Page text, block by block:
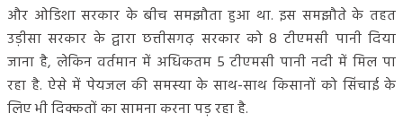
और ओडिशा सरकार के बीच समझौता हुआ था. इस समझौते के तहत
उड़ीसा सरकार के द्वारा छत्तीसगढ़ सरकार को 8 टीएमसी पानी दिया
जाना है, लेकिन वर्तमान में अधिकतम 5 टीएमसी पानी नदी में मिल पा
रहा है. ऐसे में पेयजल की समस्या के साथ-साथ किसानों को सिंचाई के
लिए भी दिक्कतों का सामना करना पड़ रहा है.